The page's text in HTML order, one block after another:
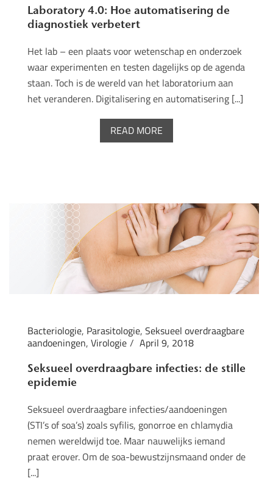
Laboratory 4.0: Hoe automatisering de
diagnostiek verbetert
Het lab – een plaats voor wetenschap en onderzoek
waar experimenten en testen dagelijks op de agenda
staan. Toch is de wereld van het laboratorium aan
het veranderen. Digitalisering en automatisering [...]
READ MORE
Bacteriologie, Parasitologie, Seksueel overdraagbare
aandoeningen, Virologie April 9, 2018
Seksueel overdraagbare infecties: de stille
epidemie
Seksueel overdraagbare infecties/aandoeningen
(STI’s of soa’s) zoals syfilis, gonorroe en chlamydia
nemen wereldwijd toe. Maar nauwelijks iemand
praat erover. Om de soa-bewustzijnsmaand onder de
[...]